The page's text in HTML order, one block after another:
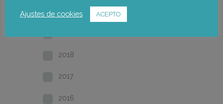
2020
2018
2017
2016
Ajustes de cookies ACEPTO